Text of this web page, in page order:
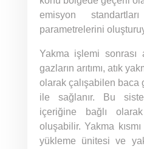
emisyon
parametrelerini
Yakma işlemi sonrası
gazların arıtımı, atık
olarak çalışabilen baca
ile sağlanır. Bu
içeriğine bağlı
oluşabilir. Yakma
yükleme ünitesi ve